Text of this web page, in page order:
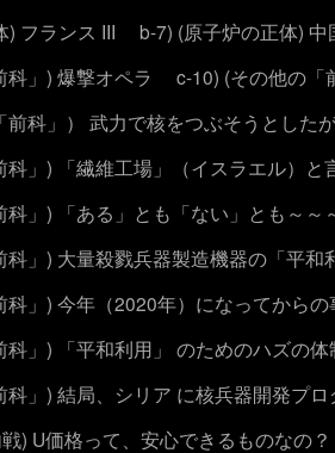
) フランス III
b-7) (原子炉の正体) 中
」) 爆撃オペラ
c-10) (その他の「
前科」） 武力で核をつぶそうとした
科」) 「繊維工場」（イスラエル）と
科」) 「ある」とも「ない」とも～～
科」) 大量殺戮兵器製造機器の「平
科」) 今年（2020年）になってからの
科」) 「平和利用」 のためのハズの
科」) 結局、シリア に核兵器開発プ
) U価格って、安心できるものなの？